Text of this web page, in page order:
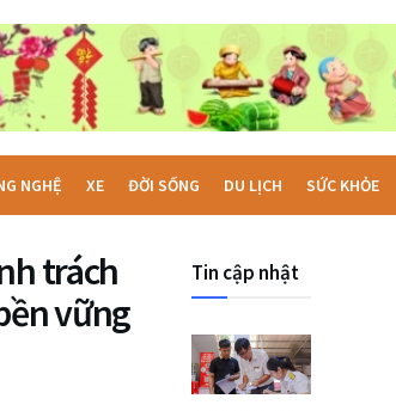
NGHỆ XE ĐỜI SỐNG DU LỊCH SỨC KHỎE
trách
vững
Tin cập nhật